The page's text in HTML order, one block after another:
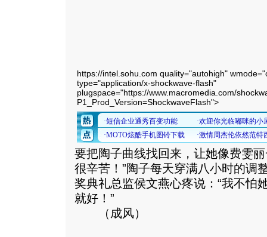
https://intel.sohu.com quality="autohigh"
type="application/x-shockwave-flash"
plugspace="https://www.macromedia.com/
P1_Prod_Version=ShockwaveFlash">
要把陶子曲线找回来，让她像费雯
很辛苦！”陶子每天穿满八小时的调
奖典礼总监侯文燕心疼说：“我不怕
就好！”
（成风）